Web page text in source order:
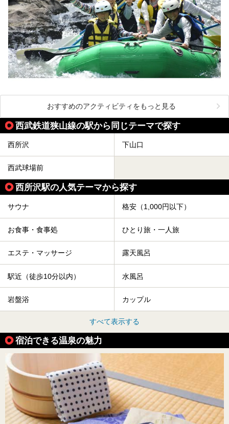
おすすめのアクティビティをもっと見る
西武鉄道狭山線の駅から同じテーマで探す
西所沢 下山口
西武球場前
西所沢駅の人気テーマから探す
サウナ 格安（1,000円以下）
お食事・食事処 ひとり旅・一人旅
エステ・マッサージ 露天風呂
駅近（徒歩10分以内） 水風呂
岩盤浴 カップル
すべて表示する
宿泊できる温泉の魅力